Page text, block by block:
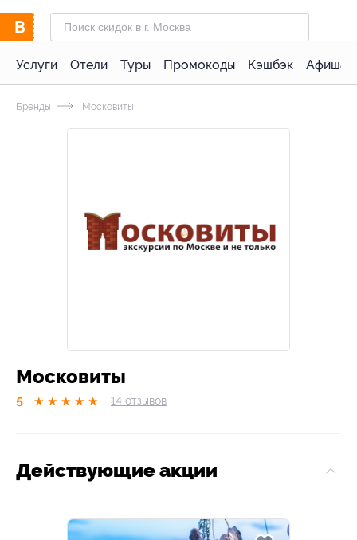
Услуги Отели Туры Промокоды Кэшбэк Афиша
Бренды Московиты
Московиты
5 ★ ★ ★ ★ ★ 14 отзывов
Действующие акции